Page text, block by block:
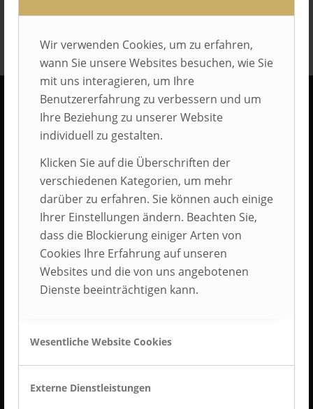
Wir verwenden Cookies, um zu erfahren,
wann Sie unsere Websites besuchen, wie Sie
mit uns interagieren, um Ihre
Benutzererfahrung zu verbessern und um
Ihre Beziehung zu unserer Website
individuell zu gestalten.
Klicken Sie auf die Überschriften der
verschiedenen Kategorien, um mehr
darüber zu erfahren. Sie können auch einige
Ihrer Einstellungen ändern. Beachten Sie,
dass die Blockierung einiger Arten von
Cookies Ihre Erfahrung auf unseren
Websites und die von uns angebotenen
Dienste beeinträchtigen kann.
Wesentliche Website Cookies
Externe Dienstleistungen
KONTAKT
Weidehorst 116
D-32609 Hüllhorst
Tel.: +49 5744 5070-0
Fax.: +49 5744 5070-25
BEST PLACE TO LEARN® ist Deutschlands
Gütesiegel für die betriebliche Ausbildung und
eine Marke von AUBI-plus.